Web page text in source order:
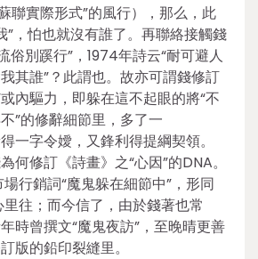
聯實際形式”的風行），那么，此
”，怕也就沒有誰了。再聯絡接觸錢
俗別蹊行”，1974年詩云“耐可避人
其誰”？此謂也。故亦可謂錢修訂
或內驅力，即躲在這不起眼的將“不
”的修辭細節里，多了一
一字令嬡，又鋒利得提綱契領。
何修訂《詩畫》之“心因”的DNA。
行銷詞“魔鬼躲在細節中”，形同
往；而今信了，由於錢著也常
時曾撰文“魔鬼夜訪”，至晚晴更善
版的鉛印裂縫里。